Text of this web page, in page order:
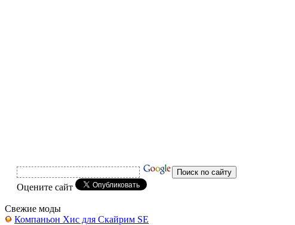
Оцените сайт
Свежие моды
Компаньон Хис для Скайрим SE